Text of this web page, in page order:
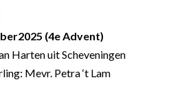
(4eAdvent)
Harten uit Scheveningen
Mevr. Petra ‘t Lam